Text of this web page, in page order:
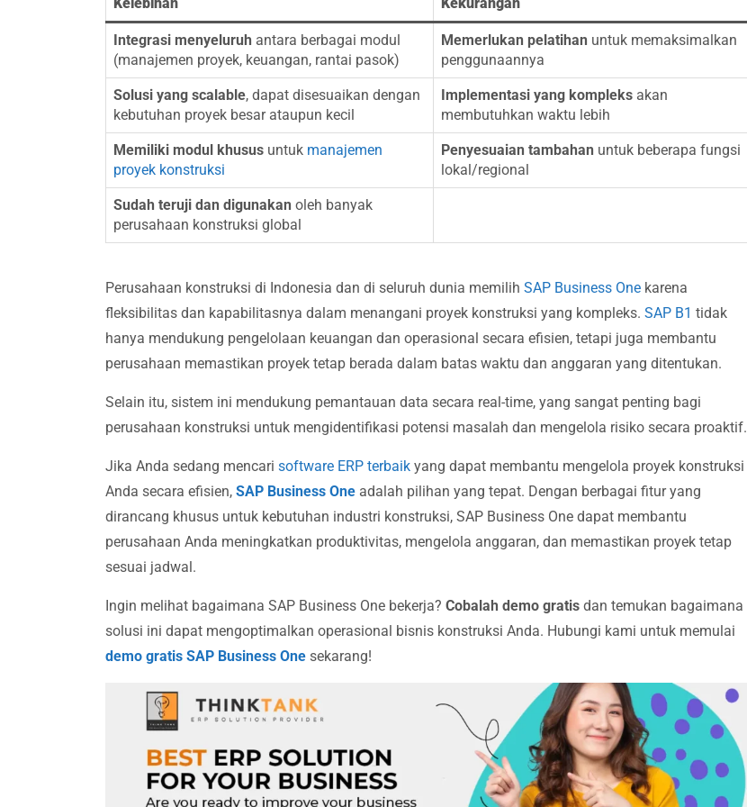
Integrasi menyeluruh antara berbagai modul
(manajemen proyek, keuangan, rantai pasok)
Memerlukan pelatihan untuk memaksimalkan
penggunaannya
Solusi yang scalable, dapat disesuaikan dengan
kebutuhan proyek besar ataupun kecil
Implementasi yang kompleks akan
membutuhkan waktu lebih
Memiliki modul khusus untuk manajemen
proyek konstruksi
Penyesuaian tambahan untuk beberapa fungsi
lokal/regional
Sudah teruji dan digunakan oleh banyak
perusahaan konstruksi global
Perusahaan konstruksi di Indonesia dan di seluruh dunia memilih SAP Business One karena
fleksibilitas dan kapabilitasnya dalam menangani proyek konstruksi yang kompleks. SAP B1 tidak
hanya mendukung pengelolaan keuangan dan operasional secara efisien, tetapi juga membantu
perusahaan memastikan proyek tetap berada dalam batas waktu dan anggaran yang ditentukan.
Selain itu, sistem ini mendukung pemantauan data secara real-time, yang sangat penting bagi
perusahaan konstruksi untuk mengidentifikasi potensi masalah dan mengelola risiko secara proaktif.
Jika Anda sedang mencari software ERP terbaik yang dapat membantu mengelola proyek konstruksi
Anda secara efisien, SAP Business One adalah pilihan yang tepat. Dengan berbagai fitur yang
dirancang khusus untuk kebutuhan industri konstruksi, SAP Business One dapat membantu
perusahaan Anda meningkatkan produktivitas, mengelola anggaran, dan memastikan proyek tetap
sesuai jadwal.
Ingin melihat bagaimana SAP Business One bekerja? Cobalah demo gratis dan temukan bagaimana
solusi ini dapat mengoptimalkan operasional bisnis konstruksi Anda. Hubungi kami untuk memulai
demo gratis SAP Business One sekarang!